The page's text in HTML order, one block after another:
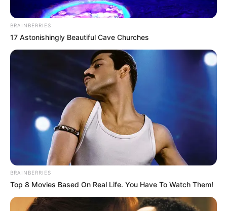
um lindovaso decorativo.
BRAINBERRIES
17 Astonishingly Beautiful Cave Churches
BRAINBERRIES
Top 8 Movies Based On Real Life. You Have To Watch Them!